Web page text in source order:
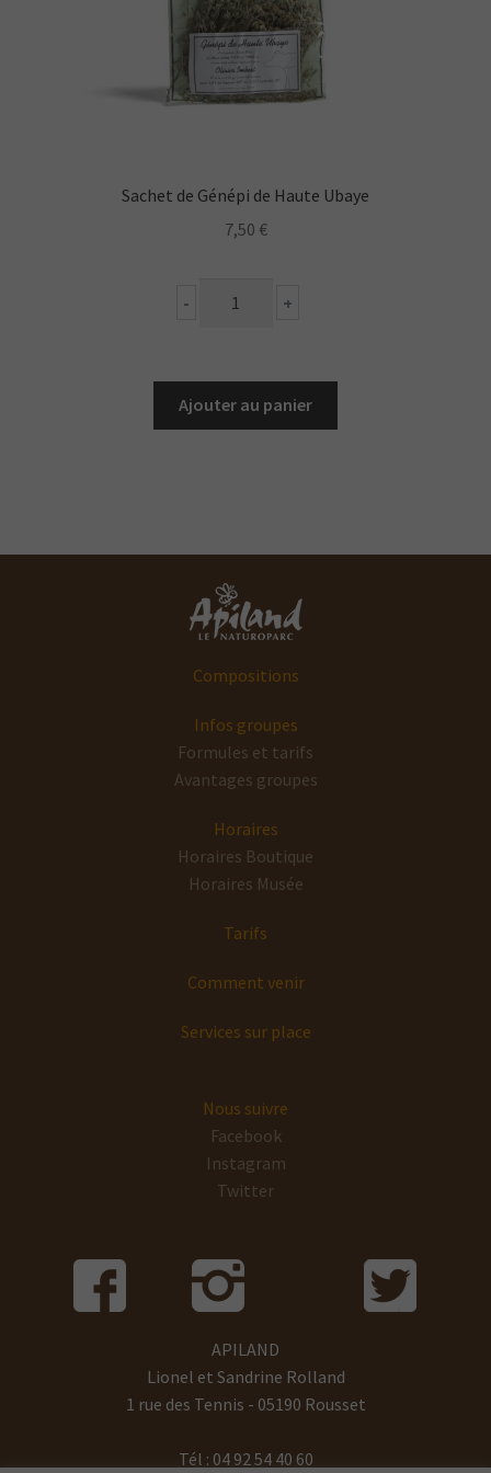
Sachet de Génépi de Haute Ubaye
7,50 €
-
Génépi
de
+
Ajouter au panier
Compositions
Infos groupes
Formules et tarifs
Avantages groupes
Horaires
Horaires Boutique
Horaires Musée
Tarifs
Comment venir
Services sur place
Nous suivre
Facebook
Instagram
Twitter
APILAND
Lionel et Sandrine Rolland
1 rue des Tennis - 05190 Rousset
Tél : 04 92 54 40 60